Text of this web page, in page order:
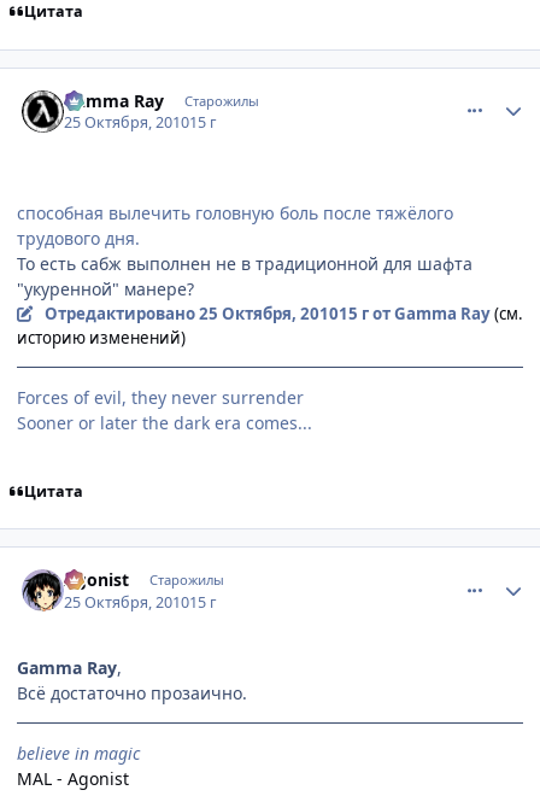
Цитата
Gamma Ray Старожилы
25 Октября, 201015 г
способная вылечить головную боль после тяжёлого
трудового дня.
То есть сабж выполнен не в традиционной для шафта
"укуренной" манере?
Отредактировано25 Октября, 201015 гот Gamma Ray(см.
историю изменений)
Forces of evil, they never surrender
Sooner or later the dark era comes...
Цитата
Agonist Старожилы
25 Октября, 201015 г
Gamma Ray,
Всё достаточно прозаично.
believe in magic
MAL - Agonist